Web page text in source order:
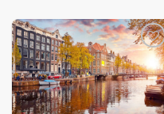
Add
to
wishlist